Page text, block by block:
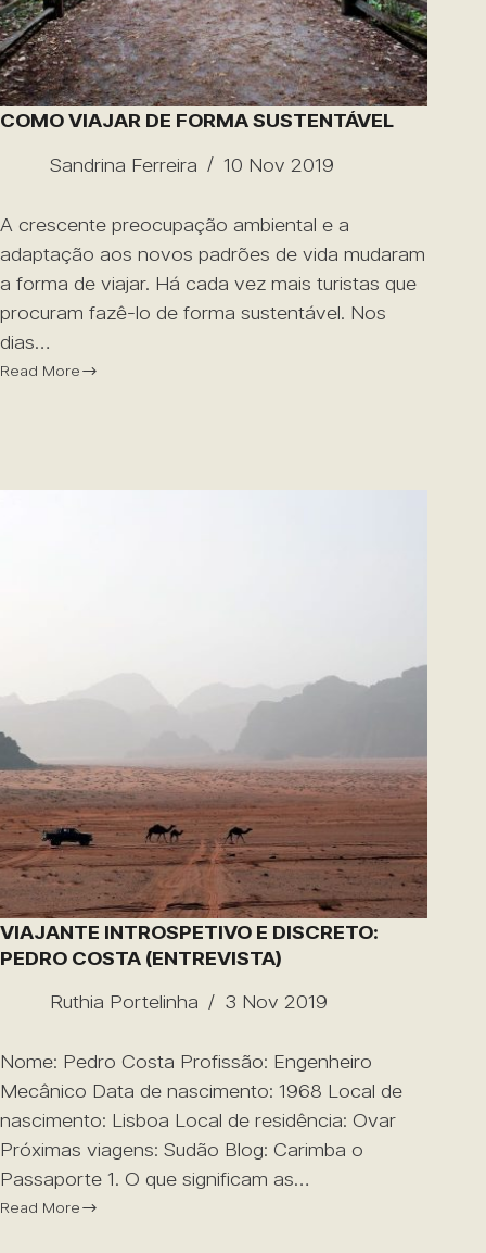
COMO VIAJAR DE FORMA SUSTENTÁVEL
Sandrina Ferreira
10 Nov 2019
A crescente preocupação ambiental e a
adaptação aos novos padrões de vida mudaram
a forma de viajar. Há cada vez mais turistas que
procuram fazê-lo de forma sustentável. Nos
dias…
Read More
VIAJANTE INTROSPETIVO E DISCRETO:
PEDRO COSTA (ENTREVISTA)
Ruthia Portelinha
3 Nov 2019
Nome: Pedro Costa Profissão: Engenheiro
Mecânico Data de nascimento: 1968 Local de
nascimento: Lisboa Local de residência: Ovar
Próximas viagens: Sudão Blog: Carimba o
Passaporte 1. O que significam as…
Read More